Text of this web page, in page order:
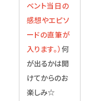
ベント当日の
感想やエピソ
ードの直筆が
入ります。）何
が出るかは開
けてからのお
楽しみ☆